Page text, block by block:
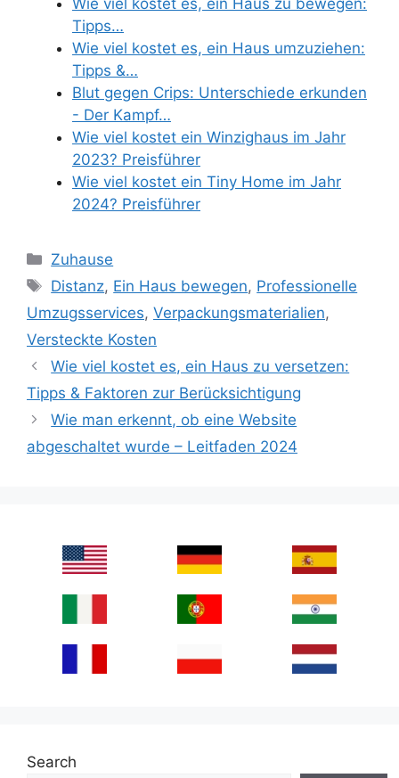
Tipps…
Wie viel kostet es, ein Haus umzuziehen:
Tipps &…
Blut gegen Crips: Unterschiede erkunden
- Der Kampf…
Wie viel kostet ein Winzighaus im Jahr
2023? Preisführer
Wie viel kostet ein Tiny Home im Jahr
2024? Preisführer
Categories
Zuhause
Tags
Distanz, Ein Haus bewegen, Professionelle
Umzugsservices, Verpackungsmaterialien,
Versteckte Kosten
Wie viel kostet es, ein Haus zu versetzen:
Tipps & Faktoren zur Berücksichtigung
Wie man erkennt, ob eine Website
abgeschaltet wurde – Leitfaden 2024
Search